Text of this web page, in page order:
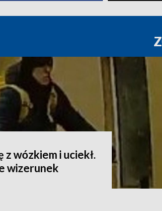
z wózkiem i uciekł.
wizerunek